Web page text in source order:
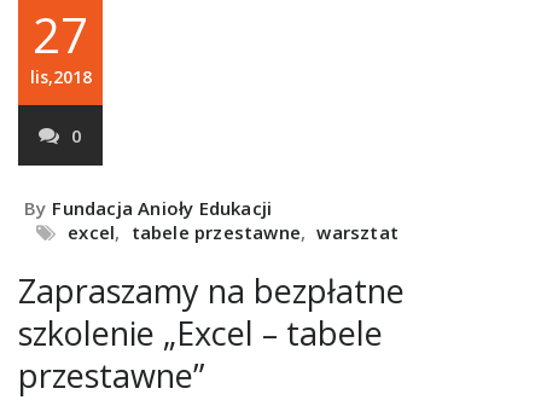
27
lis,2018
0
By Fundacja Anioły Edukacji
excel, tabele przestawne, warsztat
Zapraszamy na bezpłatne
szkolenie „Excel – tabele
przestawne”